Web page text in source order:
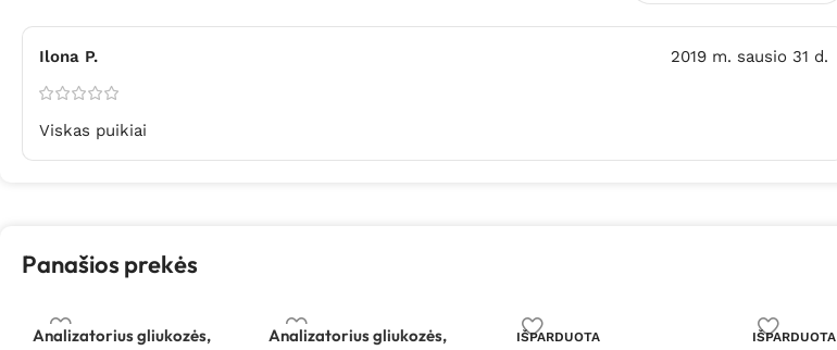
Ilona P. 2019 m. sausio 31 d.
Viskas puikiai
Panašios prekės
Analizatorius gliukozės,
Analizatorius gliukozės,
IŠPARDUOTA IŠPARDUOTA